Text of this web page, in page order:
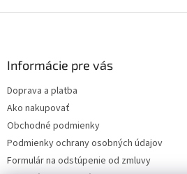
Informácie pre vás
Doprava a platba
Ako nakupovať
Obchodné podmienky
Podmienky ochrany osobných údajov
Formulár na odstúpenie od zmluvy